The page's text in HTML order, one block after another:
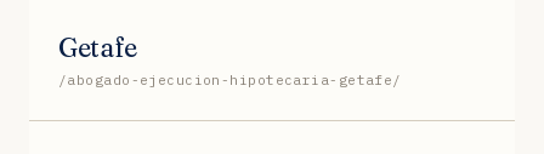
Getafe
/abogado-ejecucion-hipotecaria-getafe/